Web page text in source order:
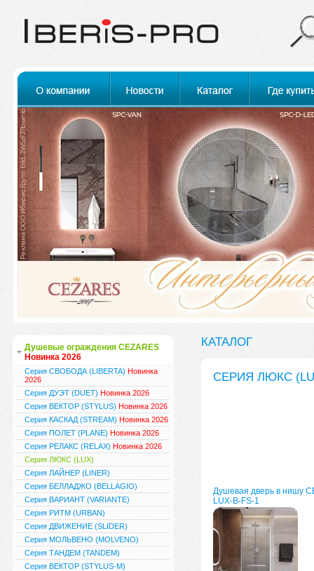
Душевые ограждения CEZARES
Новинка 2026
Серия СВОБОДА (LIBERTA) Новинка
2026
Серия ДУЭТ (DUET) Новинка 2026
Серия ВЕКТОР (STYLUS) Новинка 2026
Серия КАСКАД (STREAM) Новинка 2026
Серия ПОЛЕТ (PLANE) Новинка 2026
Серия РЕЛАКС (RELAX) Новинка 2026
Серия ЛЮКС (LUX)
Серия ЛАЙНЕР (LINER)
Серия БЕЛЛАДЖО (BELLAGIO)
Серия ВАРИАНТ (VARIANTE)
Серия РИТМ (URBAN)
Серия ДВИЖЕНИЕ (SLIDER)
Серия МОЛЬВЕНО (MOLVENO)
Серия ТАНДЕМ (TANDEM)
Серия ВЕКТОР (STYLUS-M)
КАТАЛОГ
СЕРИЯ ЛЮКС
Душевая дверь в нишу
LUX-B-FS-1